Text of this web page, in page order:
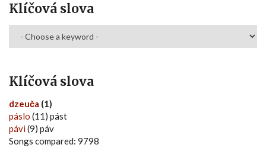
Klíčová slova
Klíčová slova
dzeuča (1)
páslo (11) pást
pávi(9) páv
Songs compared: 9798